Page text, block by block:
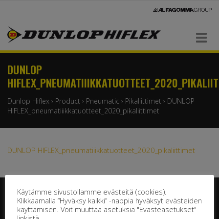
Navigaatio
DUNLOP
Dunlop Hiflex › Product › Pneumatic › Pikaliittimet › DUNLOP
HIFLEX_pneumatiiikkatuotteet_2020_pikaliittimet
DUNLOP HIFLEX_pneumatiiikkatuotteet_2020_pikaliittimet
Käytämme sivustollamme evästeitä (cookies).
Klikkaamalla “Hyväksy kaikki” -nappia hyväksyt evästeiden
käyttämisen. Voit muuttaa asetuksia "Evästeasetukset"